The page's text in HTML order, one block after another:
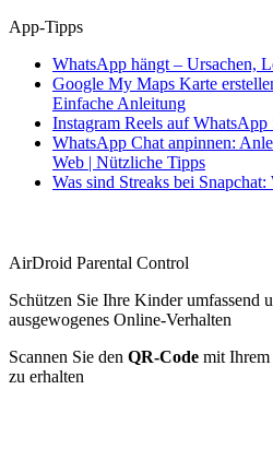
App-Tipps
WhatsApp hängt – Ursachen,
Google My Maps Karte
Einfache Anleitung
Instagram Reels auf WhatsApp
WhatsApp Chat anpinnen:
Web | Nützliche Tipps
Was sind Streaks bei
AirDroid Parental Control
Schützen Sie Ihre Kinder umfassend
ausgewogenes Online-Verhalten
Scannen Sie den QR-Code mit Ihrem
zu erhalten